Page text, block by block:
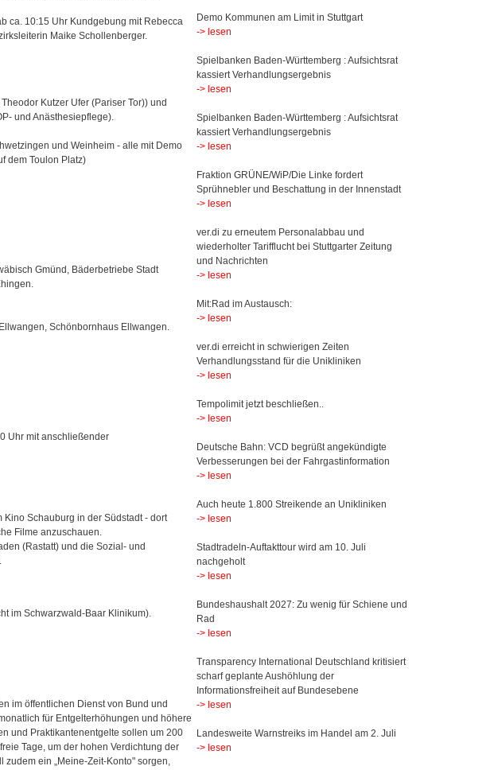
ca. 10:15 Uhr Kundgebung mit Rebecca
Maike Schollenberger.
Kutzer Ufer (Pariser Tor)) und
und Anästhesiepflege).
und Weinheim - alle mit Demo
dem Toulon Platz)
Gmünd, Bäderbetriebe Stadt
Schönbornhaus Ellwangen.
Uhr mit anschließender
Schauburg in der Südstadt - dort
Filme anzuschauen.
(Rastatt) und die Sozial- und
im Schwarzwald-Baar Klinikum).
im öffentlichen Dienst von Bund und
für Entgelterhöhungen und höhere
und Praktikantenentgelte sollen um 200
Tage, um der hohen Verdichtung der
ein „Meine-Zeit-Konto" sorgen,
Demo Kommunen am Limit in Stuttgart
-> lesen
Spielbanken Baden-Württemberg : Aufsichtsrat
kassiert Verhandlungsergebnis
-> lesen
Spielbanken Baden-Württemberg : Aufsichtsrat
kassiert Verhandlungsergebnis
-> lesen
Fraktion GRÜNE/WiP/Die Linke fordert
Sprühnebler und Beschattung in der Innenstadt
-> lesen
ver.di zu erneutem Personalabbau und
wiederholter Tarifflucht bei Stuttgarter Zeitung
und Nachrichten
-> lesen
Mit:Rad im Austausch:
-> lesen
ver.di erreicht in schwierigen Zeiten
Verhandlungsstand für die Unikliniken
-> lesen
Tempolimit jetzt beschließen..
-> lesen
Deutsche Bahn: VCD begrüßt angekündigte
Verbesserungen bei der Fahrgastinformation
-> lesen
Auch heute 1.800 Streikende an Unikliniken
-> lesen
Stadtradeln-Auftakttour wird am 10. Juli
nachgeholt
-> lesen
Bundeshaushalt 2027: Zu wenig für Schiene und
Rad
-> lesen
Transparency International Deutschland kritisiert
scharf geplante Aushöhlung der
Informationsfreiheit auf Bundesebene
-> lesen
Landesweite Warnstreiks im Handel am 2. Juli
-> lesen